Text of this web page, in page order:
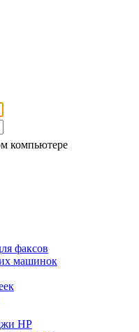
компьютере
факсов
машинок
HP